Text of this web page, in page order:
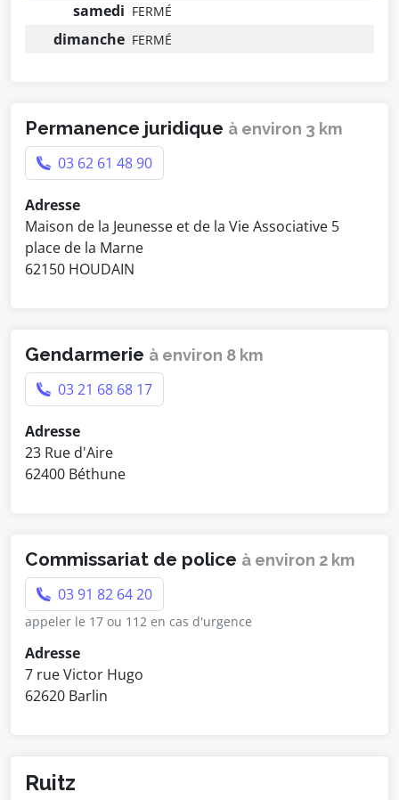
samedi FERMÉ
dimanche FERMÉ
Permanence juridique à environ 3 km
03 62 61 48 90
Adresse
Maison de la Jeunesse et de la Vie Associative 5
place de la Marne
62150 HOUDAIN
Gendarmerie à environ 8 km
03 21 68 68 17
Adresse
23 Rue d'Aire
62400 Béthune
Commissariat de police à environ 2 km
03 91 82 64 20
appeler le 17 ou 112 en cas d'urgence
Adresse
7 rue Victor Hugo
62620 Barlin
Ruitz